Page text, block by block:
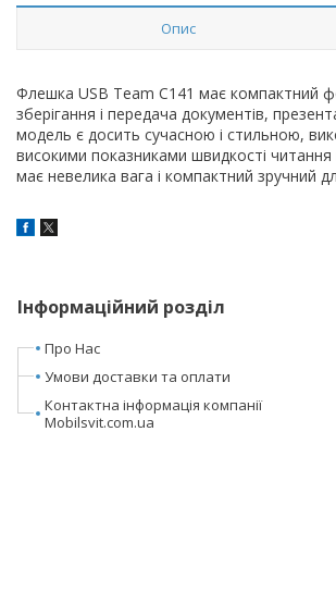
Опис
Флешка USB Team C141 має компактний
зберігання і передача документів,
модель є досить сучасною і стильною,
високими показниками швидкості
має невелика вага і компактний зручний
Інформаційний розділ
Про Нас
Умови доставки та оплати
Контактна інформація компанії
Mobilsvit.com.ua